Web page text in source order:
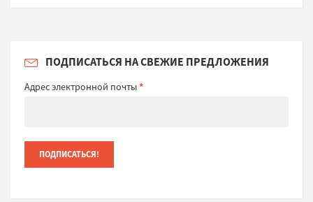
ПОДПИСАТЬСЯ НА СВЕЖИЕ ПРЕДЛОЖЕНИЯ
Адрес электронной почты*